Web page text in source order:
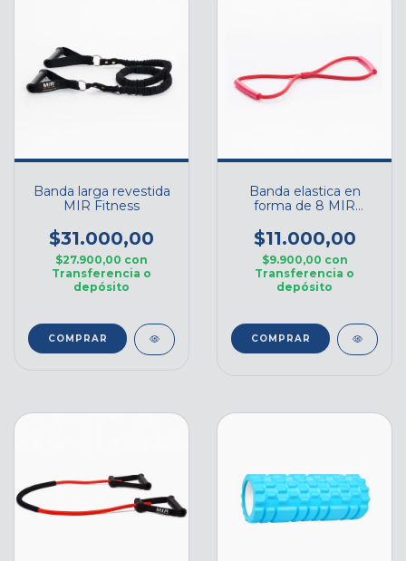
Banda larga revestida
MIR Fitness
$31.000,00
$27.900,00 con
Transferencia o
depósito
COMPRAR
Banda elastica en
forma de 8 MIR
$11.000,00
$9.900,00 con
Transferencia o
depósito